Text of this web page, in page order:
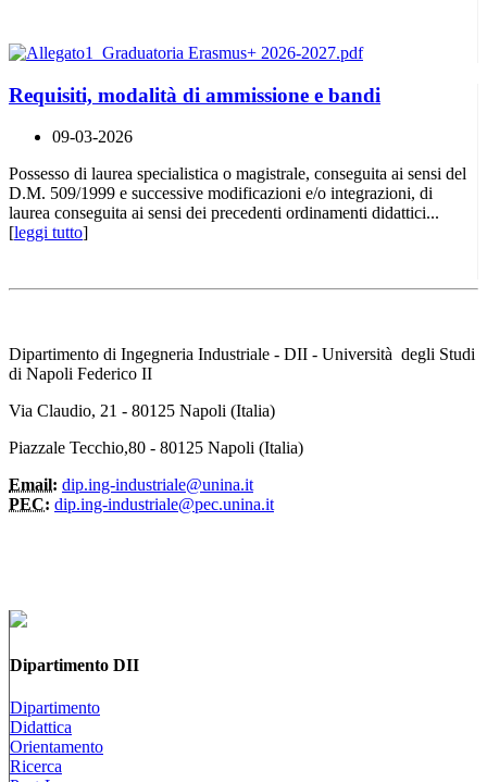
Requisiti, modalità di ammissione e bandi
09-03-2026
Possesso di laurea specialistica o magistrale, conseguita ai sensi del
D.M. 509/1999 e successive modificazioni e/o integrazioni, di
laurea conseguita ai sensi dei precedenti ordinamenti didattici...
[leggi tutto]
Dipartimento di Ingegneria Industriale - DII - Università degli Studi
di Napoli Federico II
Via Claudio, 21 - 80125 Napoli (Italia)
Piazzale Tecchio,80 - 80125 Napoli (Italia)
Email: dip.ing-industriale@unina.it
PEC: dip.ing-industriale@pec.unina.it
Dipartimento DII
Dipartimento
Didattica
Orientamento
Ricerca